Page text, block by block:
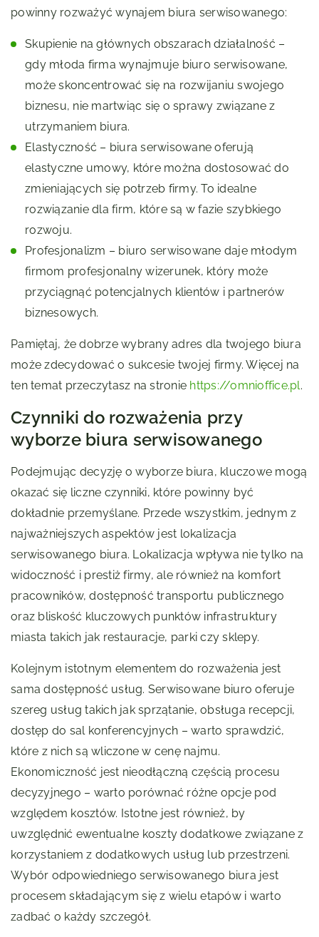
powinny rozważyć wynajem biura serwisowanego:
Skupienie na głównych obszarach działalność –
gdy młoda firma wynajmuje biuro serwisowane,
może skoncentrować się na rozwijaniu swojego
biznesu, nie martwiąc się o sprawy związane z
utrzymaniem biura.
Elastyczność – biura serwisowane oferują
elastyczne umowy, które można dostosować do
zmieniających się potrzeb firmy. To idealne
rozwiązanie dla firm, które są w fazie szybkiego
rozwoju.
Profesjonalizm – biuro serwisowane daje młodym
firmom profesjonalny wizerunek, który może
przyciągnąć potencjalnych klientów i partnerów
biznesowych.
Pamiętaj, że dobrze wybrany adres dla twojego biura
może zdecydować o sukcesie twojej firmy. Więcej na
ten temat przeczytasz na stronie https://omnioffice.pl.
Czynniki do rozważenia przy
wyborze biura serwisowanego
Podejmując decyzję o wyborze biura, kluczowe mogą
okazać się liczne czynniki, które powinny być
dokładnie przemyślane. Przede wszystkim, jednym z
najważniejszych aspektów jest lokalizacja
serwisowanego biura. Lokalizacja wpływa nie tylko na
widoczność i prestiż firmy, ale również na komfort
pracowników, dostępność transportu publicznego
oraz bliskość kluczowych punktów infrastruktury
miasta takich jak restauracje, parki czy sklepy.
Kolejnym istotnym elementem do rozważenia jest
sama dostępność usług. Serwisowane biuro oferuje
szereg usług takich jak sprzątanie, obsługa recepcji,
dostęp do sal konferencyjnych – warto sprawdzić,
które z nich są wliczone w cenę najmu.
Ekonomiczność jest nieodłączną częścią procesu
decyzyjnego – warto porównać różne opcje pod
względem kosztów. Istotne jest również, by
uwzględnić ewentualne koszty dodatkowe związane z
korzystaniem z dodatkowych usług lub przestrzeni.
Wybór odpowiedniego serwisowanego biura jest
procesem składającym się z wielu etapów i warto
zadbać o każdy szczegół.